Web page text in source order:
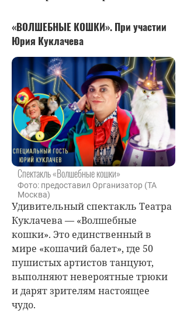
«ВОЛШЕБНЫЕ КОШКИ». При участии
Юрия Куклачева
Спектакль «Волшебные кошки»
Фото: предоставил Организатор (ТА
Москва)
Удивительный спектакль Театра
Куклачева — «Волшебные
кошки». Это единственный в
мире «кошачий балет», где 50
пушистых артистов танцуют,
выполняют невероятные трюки
и дарят зрителям настоящее
чудо.